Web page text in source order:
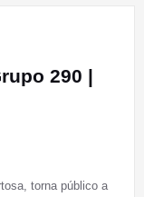
290 |
torna público a